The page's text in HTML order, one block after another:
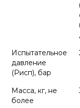
Испытательное
давление
(Pисп), бар
Масса, кг, не
более